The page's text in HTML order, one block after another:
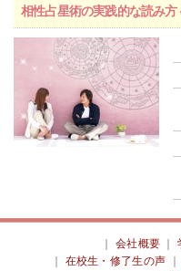
相性占星術の実践的な読み
会社概要 ｜
在校生・修了生の声